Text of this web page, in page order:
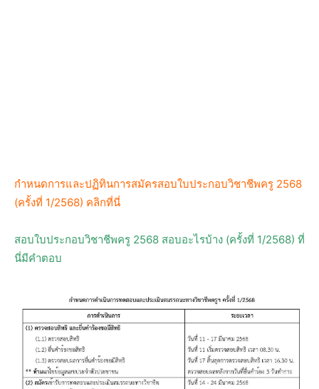
กำหนดการและปฏิทินการสมัครสอบใบประกอบวิชาชีพครู 2568
(ครั้งที่ 1/2568) คลิกที่นี่
สอบใบประกอบวิชาชีพครู 2568 สอบอะไรบ้าง (ครั้งที่ 1/2568) ที่
นี่มีคำตอบ